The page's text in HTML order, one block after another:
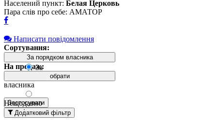
Населений пункт: Белая Церковь
Пара слів про себе: АМАТОР
Написати повідомлення
Сортування:
За порядком власника
За
власника
Нещодавно
додані
вгорі
На продаж:
обрати
Застосувати
Додатковий фільтр